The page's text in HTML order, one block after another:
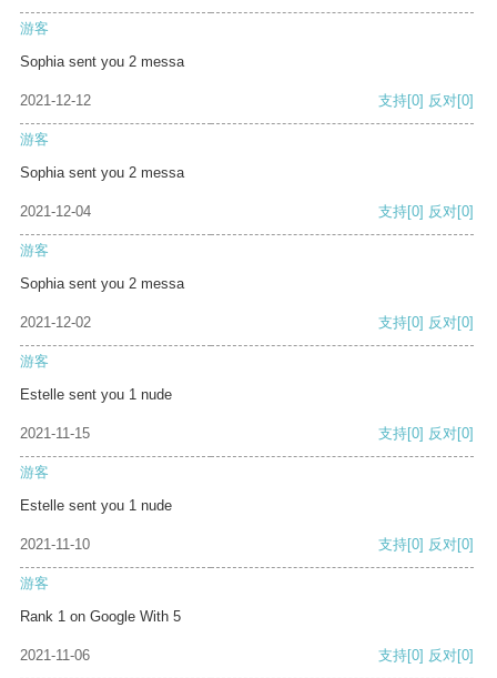
游客
Sophia sent you 2 messa
2021-12-12 支持[0] 反对[0]
游客
Sophia sent you 2 messa
2021-12-04 支持[0] 反对[0]
游客
Sophia sent you 2 messa
2021-12-02 支持[0] 反对[0]
游客
Estelle sent you 1 nude
2021-11-15 支持[0] 反对[0]
游客
Estelle sent you 1 nude
2021-11-10 支持[0] 反对[0]
游客
Rank 1 on Google With 5
2021-11-06 支持[0] 反对[0]